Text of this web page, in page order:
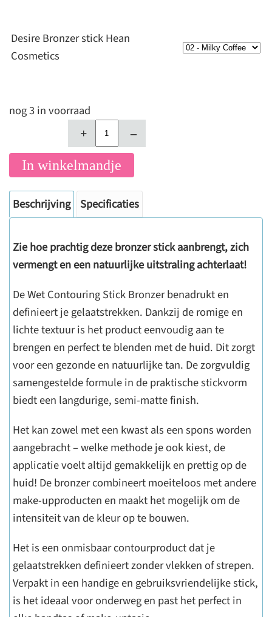
Desire Bronzer stick Hean
Cosmetics
nog 3 in voorraad
+ –
In winkelmandje
Beschrijving Specificaties
Zie hoe prachtig deze bronzer stick aanbrengt, zich
vermengt en een natuurlijke uitstraling achterlaat!
De Wet Contouring Stick Bronzer benadrukt en
definieert je gelaatstrekken. Dankzij de romige en
lichte textuur is het product eenvoudig aan te
brengen en perfect te blenden met de huid. Dit zorgt
voor een gezonde en natuurlijke tan. De zorgvuldig
samengestelde formule in de praktische stickvorm
biedt een langdurige, semi-matte finish.
Het kan zowel met een kwast als een spons worden
aangebracht – welke methode je ook kiest, de
applicatie voelt altijd gemakkelijk en prettig op de
huid! De bronzer combineert moeiteloos met andere
make-upproducten en maakt het mogelijk om de
intensiteit van de kleur op te bouwen.
Het is een onmisbaar contourproduct dat je
gelaatstrekken definieert zonder vlekken of strepen.
Verpakt in een handige en gebruiksvriendelijke stick,
is het ideaal voor onderweg en past het perfect in